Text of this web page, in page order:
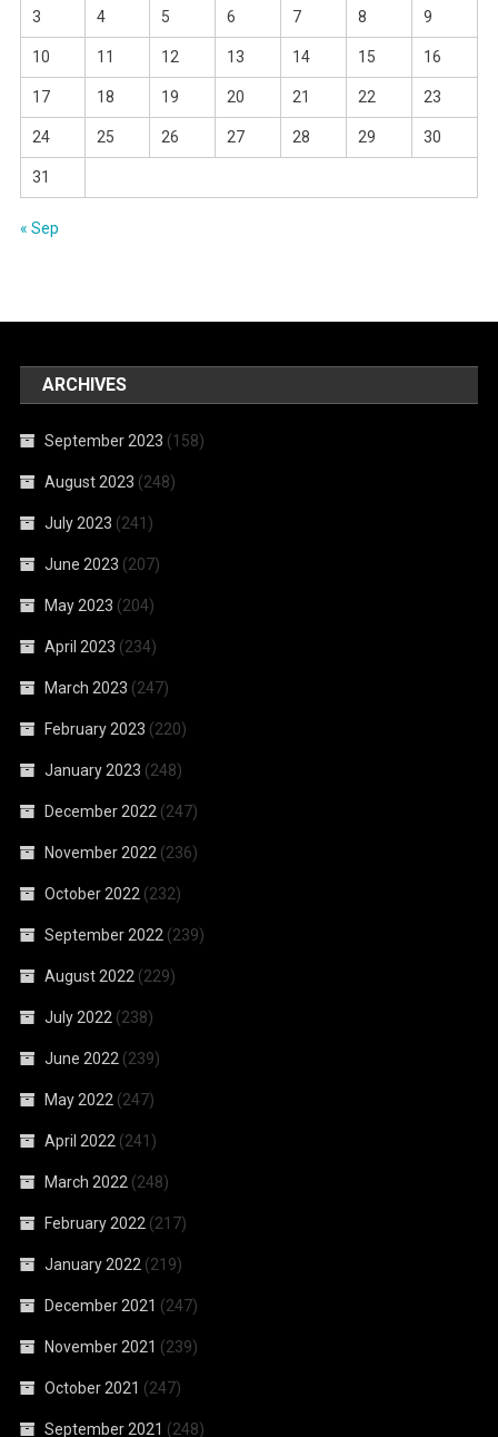
3 4 5 6 7 8 9
10 11 12 13 14 15 16
17 18 19 20 21 22 23
24 25 26 27 28 29 30
31
« Sep
ARCHIVES
September 2023 (158)
August 2023 (248)
July 2023 (241)
June 2023 (207)
May 2023 (204)
April 2023 (234)
March 2023 (247)
February 2023 (220)
January 2023 (248)
December 2022 (247)
November 2022 (236)
October 2022 (232)
September 2022 (239)
August 2022 (229)
July 2022 (238)
June 2022 (239)
May 2022 (247)
April 2022 (241)
March 2022 (248)
February 2022 (217)
January 2022 (219)
December 2021 (247)
November 2021 (239)
October 2021 (247)
September 2021 (248)